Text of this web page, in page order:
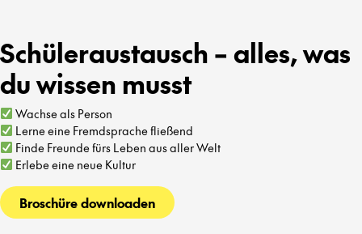
Schüleraustausch – alles, was
du wissen musst
Wachse als Person
Lerne eine Fremdsprache fließend
Finde Freunde fürs Leben aus aller Welt
Erlebe eine neue Kultur
Broschüre downloaden